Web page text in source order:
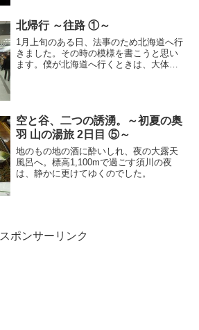
北帰行 ～往路 ①～
1月上旬のある日、法事のため北海道へ行
きました。その時の模様を書こうと思い
ます。僕が北海道へ行くときは、大体鉄
空と谷、二つの誘湧。～初夏の奥
羽 山の湯旅 2日目 ⑤～
地のもの地の酒に酔いしれ、夜の大露天
風呂へ。標高1,100mで過ごす須川の夜
は、静かに更けてゆくのでした。
スポンサーリンク